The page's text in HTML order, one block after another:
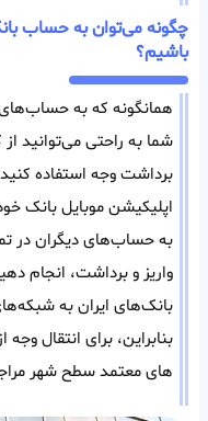
چگونه می‌توان به حساب
باشیم؟
همانگونه که به
شما به راحتی می‌توانید از
برداشت وجه استفاده
اپلیکیشن موبایل بانک
به حساب‌های دیگران در
واریز و برداشت، انجام
بانک‌های ایران به
بنابراین، برای انتقال وجه
های معتمد سطح شهر